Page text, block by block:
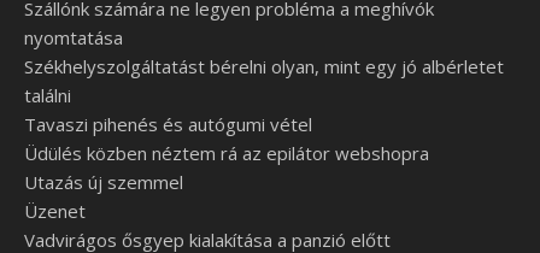
Szállónk számára ne legyen probléma a meghívók
nyomtatása
Székhelyszolgáltatást bérelni olyan, mint egy jó albérletet
találni
Tavaszi pihenés és autógumi vétel
Üdülés közben néztem rá az epilátor webshopra
Utazás új szemmel
Üzenet
Vadvirágos ősgyep kialakítása a panzió előtt